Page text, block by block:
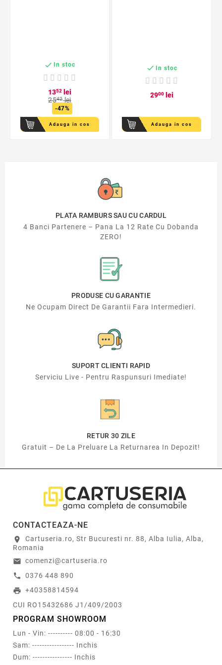
 In stoc
1352lei
2542lei
-47%
Adauga in cos
 In stoc
2900lei
Adauga in cos
PLATA RAMBURS SAU CU CARDUL
4 Banci Partenere – Pana La 12 Rate Cu Dobanda
ZERO!
PRODUSE CU GARANTIE
Ne Ocupam Direct De Garantii Fara Intermedieri.
SUPORT CLIENTI RAPID
Serviciu Live - Pentru Raspunsuri Imediate!
RETUR 30 ZILE
Gratuit – De La Preluare La Returnarea In Depozit!
CONTACTEAZA-NE
location_on
Cartuseria.ro, Str Bucuresti nr. 88, Alba Iulia, Alba,
Romania
email comenzi@cartuseria.ro
call 0376 448 890
print +40358814594
CUI RO15432686 J1/409/2003
PROGRAM SHOWROOM
Lun - Vin: ---------- 08:00 - 16:30
Sam: ----------------- Inchis
Dum: ---------------- Inchis